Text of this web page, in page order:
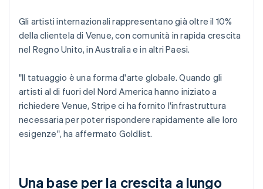
Gli artisti internazionali rappresentano già oltre il 10%
della clientela di Venue, con comunità in rapida crescita
nel Regno Unito, in Australia e in altri Paesi.
"Il tatuaggio è una forma d'arte globale. Quando gli
artisti al di fuori del Nord America hanno iniziato a
richiedere Venue, Stripe ci ha fornito l'infrastruttura
necessaria per poter rispondere rapidamente alle loro
esigenze", ha affermato Goldlist.
Una base per la crescita a lungo